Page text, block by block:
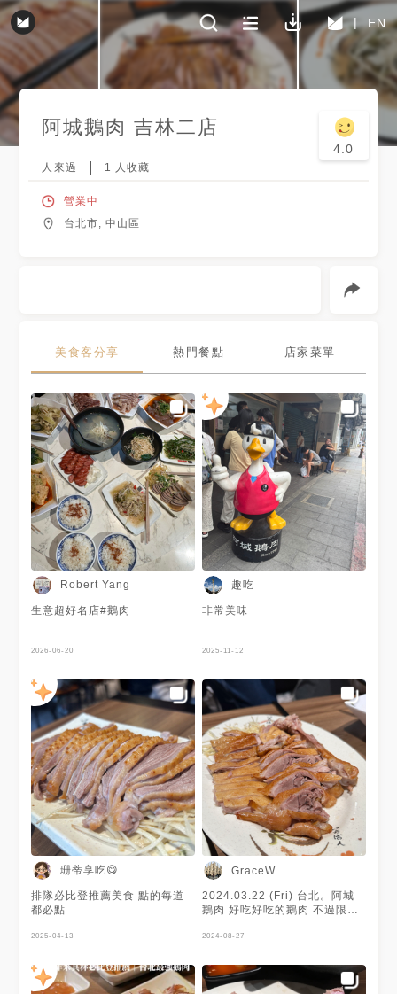
EN
阿城鵝肉 吉林二店
4.0
人來過 1 人收藏
營業中
台北市, 中山區
美食客分享 熱門餐點 店家菜單
Robert Yang
生意超好名店#鵝肉
2026-06-20
趣吃
非常美味
2025-11-12
珊蒂享吃😋
排隊必比登推薦美食 點的每道
都必點
2025-04-13
GraceW
2024.03.22 (Fri) 台北。阿城
鵝肉 好吃好吃的鵝肉 不過限時
2024-08-27